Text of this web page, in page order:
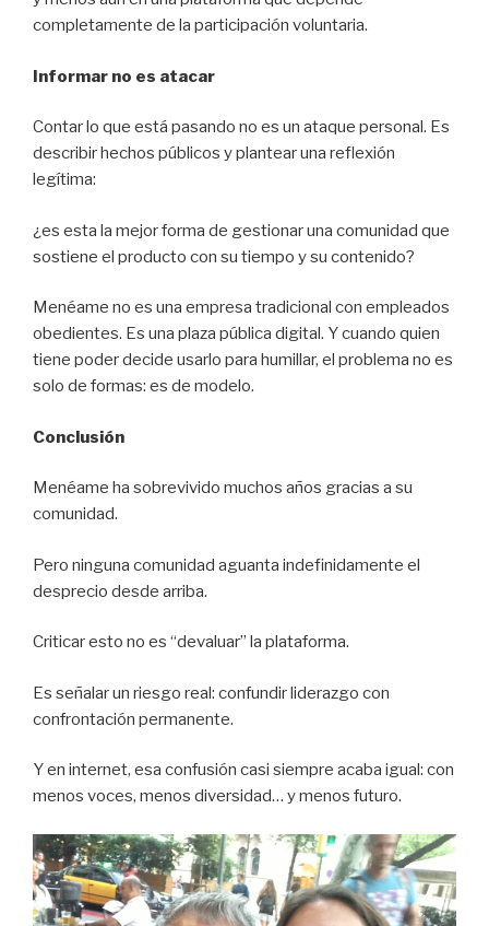
completamente de la participación voluntaria.
Informar no es atacar
Contar lo que está pasando no es un ataque personal. Es
describir hechos públicos y plantear una reflexión
legítima:
¿es esta la mejor forma de gestionar una comunidad que
sostiene el producto con su tiempo y su contenido?
Menéame no es una empresa tradicional con empleados
obedientes. Es una plaza pública digital. Y cuando quien
tiene poder decide usarlo para humillar, el problema no es
solo de formas: es de modelo.
Conclusión
Menéame ha sobrevivido muchos años gracias a su
comunidad.
Pero ninguna comunidad aguanta indefinidamente el
desprecio desde arriba.
Criticar esto no es “devaluar” la plataforma.
Es señalar un riesgo real: confundir liderazgo con
confrontación permanente.
Y en internet, esa confusión casi siempre acaba igual: con
menos voces, menos diversidad… y menos futuro.